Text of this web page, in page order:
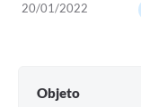
20/01/2022
Objeto